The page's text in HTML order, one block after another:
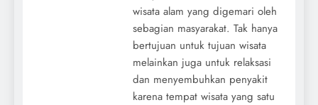
wisata alam yang digemari oleh
sebagian masyarakat. Tak hanya
bertujuan untuk tujuan wisata
melainkan juga untuk relaksasi
dan menyembuhkan penyakit
karena tempat wisata yang satu